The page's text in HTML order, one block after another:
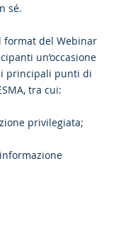
sé.
format del Webinar
un’occasione
principali punti di
tra cui:
privilegiata;